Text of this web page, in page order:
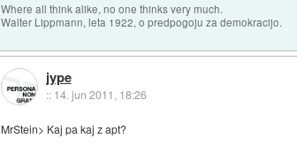
Where all think alike, no one thinks very much.
Walter Lippmann, leta 1922, o predpogoju za demokracijo.
jype
:: 14. jun 2011, 18:26
MrStein> Kaj pa kaj z apt?